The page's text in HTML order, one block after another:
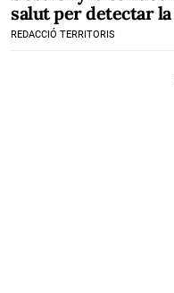
salut per detectar
REDACCIÓ TERRITORIS